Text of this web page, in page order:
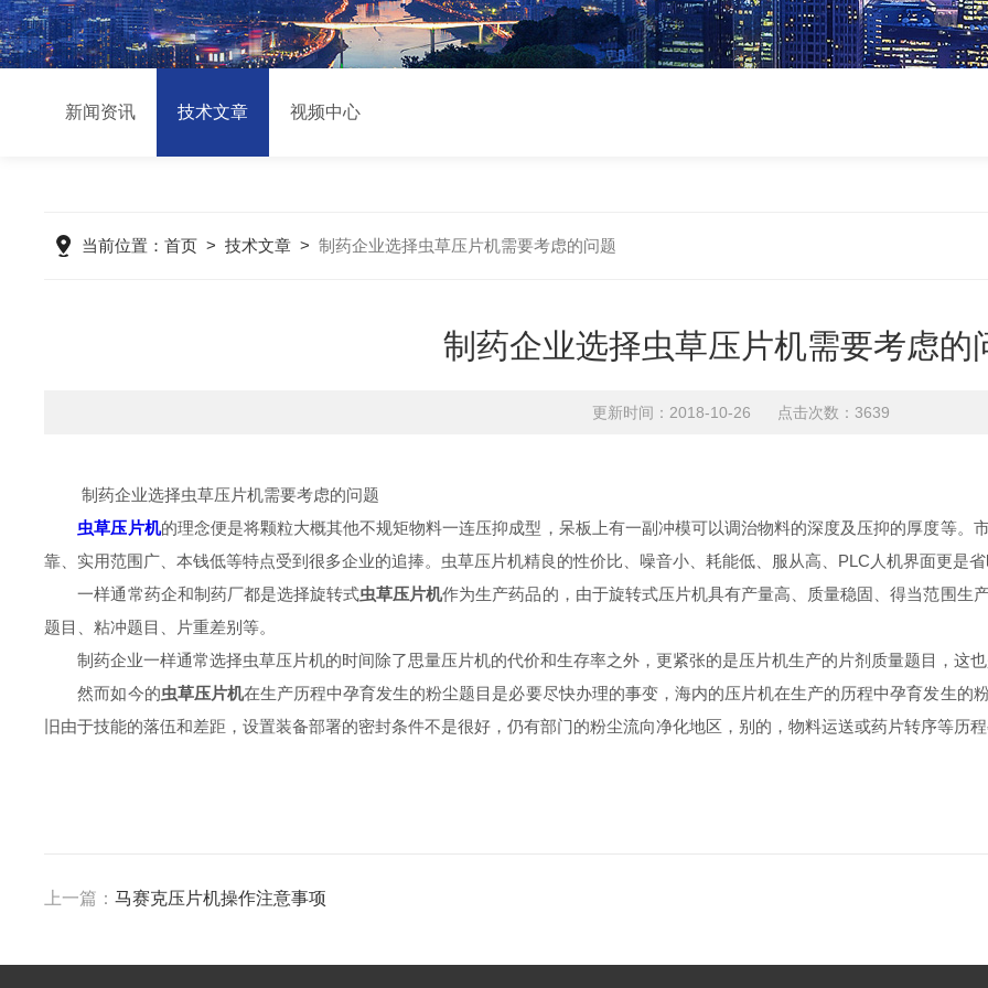
新闻资讯 技术文章 视频中心
当前位置：首页 >技术文章 >制药企业选择虫草压片机需要考虑的问题
制药企业选择虫草压片机需要考虑的
更新时间：2018-10-26 点击次数：3639
制药企业选择虫草压片机需要考虑的问题
虫草压片机的理念便是将颗粒大概其他不规矩物料一连压抑成型，呆板上有一副冲模可以调治物料的深度及压抑的厚度等。
靠、实用范围广、本钱低等特点受到很多企业的追捧。虫草压片机精良的性价比、噪音小、耗能低、服从高、PLC人机界面更是
一样通常药企和制药厂都是选择旋转式虫草压片机作为生产药品的，由于旋转式压片机具有产量高、质量稳固、得当范围生
题目、粘冲题目、片重差别等。
制药企业一样通常选择虫草压片机的时间除了思量压片机的代价和生存率之外，更紧张的是压片机生产的片剂质量题目，这
然而如今的虫草压片机在生产历程中孕育发生的粉尘题目是必要尽快办理的事变，海内的压片机在生产的历程中孕育发生的
旧由于技能的落伍和差距，设置装备部署的密封条件不是很好，仍有部门的粉尘流向净化地区，别的，物料运送或药片转序等历
上一篇：马赛克压片机操作注意事项